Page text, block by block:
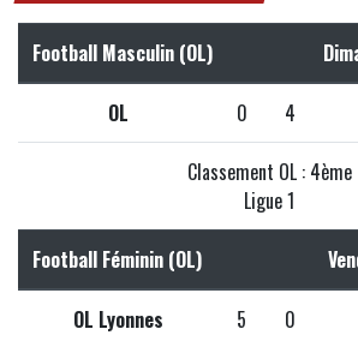
Football Masculin (OL)
OL 0 4
Classement OL : 4ème
Ligue 1
Football Féminin (OL)
OL Lyonnes 5 0